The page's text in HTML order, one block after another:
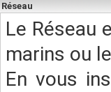
Réseau
Le Réseau
marins ou
En vous